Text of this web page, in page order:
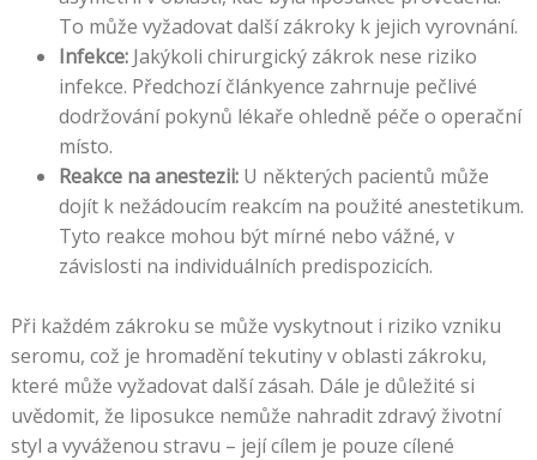
To může vyžadovat další zákroky k jejich vyrovnání.
Infekce:Jakýkoli chirurgický zákrok nese riziko
infekce. Předchozí článkyence zahrnuje pečlivé
dodržování pokynů lékaře ohledně péče o operační
místo.
Reakce na anestezii:U některých pacientů může
dojít k nežádoucím reakcím na použité anestetikum.
Tyto reakce mohou být mírné nebo vážné, v
závislosti na individuálních predispozicích.
Při každém zákroku se může vyskytnout i riziko vzniku
seromu, což je hromadění tekutiny v oblasti zákroku,
které může vyžadovat další zásah. Dále je důležité si
uvědomit, že liposukce nemůže nahradit zdravý životní
styl a vyváženou stravu – její cílem je pouze cílené